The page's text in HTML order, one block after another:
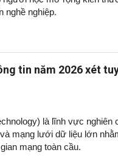
nghề nghiệp.
tin năm 2026 xét
là lĩnh vực nghiên
mạng lưới dữ liệu lớn
mạng toàn cầu.